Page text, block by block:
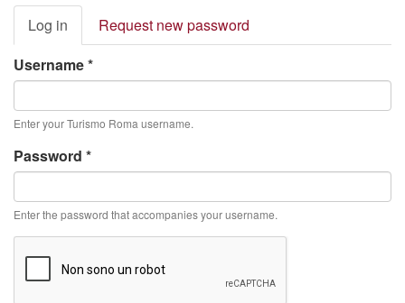
Primary
tabs
Log in (active
tab)
Request new password
Username*
Enter your Turismo Roma username.
Password *
Enter the password that accompanies your username.